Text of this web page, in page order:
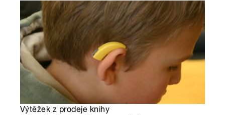
Výtěžek z prodeje knihy